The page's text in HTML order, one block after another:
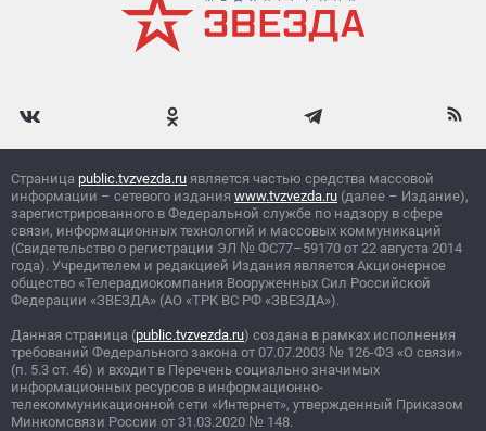
Страница public.tvzvezda.ru является частью средства массовой
информации – сетевого издания www.tvzvezda.ru (далее – Издание),
зарегистрированного в Федеральной службе по надзору в сфере
связи, информационных технологий и массовых коммуникаций
(Свидетельство о регистрации ЭЛ № ФС77–59170 от 22 августа 2014
года). Учредителем и редакцией Издания является Акционерное
общество «Телерадиокомпания Вооруженных Сил Российской
Федерации «ЗВЕЗДА» (АО «ТРК ВС РФ «ЗВЕЗДА»).
Данная страница (public.tvzvezda.ru) создана в рамках исполнения
требований Федерального закона от 07.07.2003 № 126-ФЗ «О связи»
(п. 5.3 ст. 46) и входит в Перечень социально значимых
информационных ресурсов в информационно-
телекоммуникационной сети «Интернет», утвержденный Приказом
Минкомсвязи России от 31.03.2020 № 148.